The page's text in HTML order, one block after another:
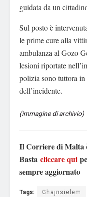
guidata da un
Sul posto è
le prime cure alla
ambulanza al Gozo
lesioni riportate
polizia sono tuttora in
dell’incidente.
(immagine di archivio)
Il Corriere di Malta
Basta cliccare qui
sempre aggiornato
Tags: Ghajnsielem